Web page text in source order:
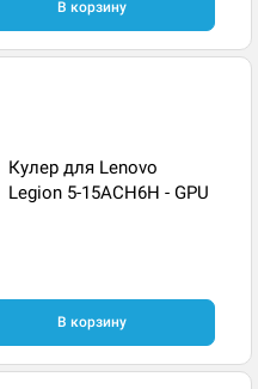
В корзину
Кулер для Lenovo
Legion 5-15ACH6H - GPU
В корзину